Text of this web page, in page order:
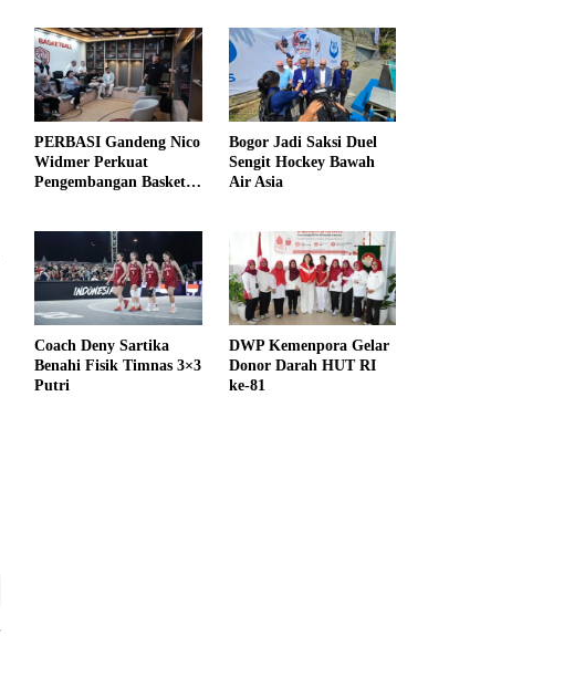
PERBASI Gandeng Nico
Widmer Perkuat
Pengembangan Basket
Bogor Jadi Saksi Duel
Sengit Hockey Bawah
Air Asia
Coach Deny Sartika
Benahi Fisik Timnas 3×3
Putri
DWP Kemenpora Gelar
Donor Darah HUT RI
ke-81